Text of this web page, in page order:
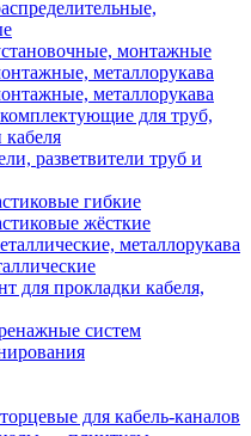
монтажные
металлорукава
металлорукава
для труб,
разветвители труб и
гибкие
жёсткие
металлорукава
для прокладки кабеля,
систем
для кабель-каналов